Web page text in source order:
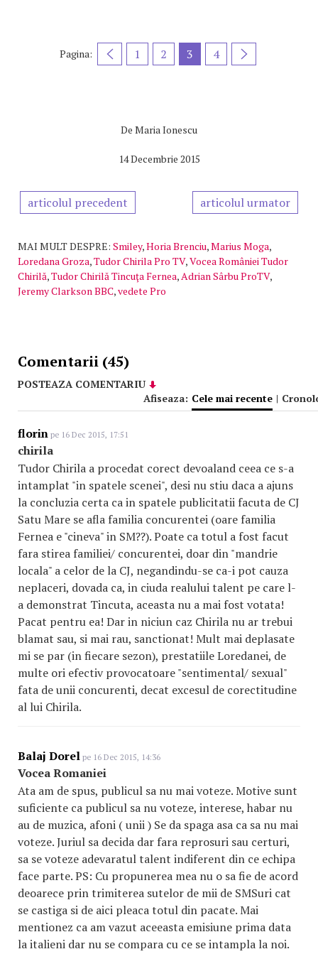
Pagina: 1 2 3 4
De Maria Ionescu
14 Decembrie 2015
articolul precedent articolul urmator
MAI MULT DESPRE: Smiley,Horia Brenciu,Marius Moga,
Loredana Groza,Tudor Chirila Pro TV,Vocea României Tudor
Chirilă,Tudor Chirilă Tincuţa Fernea, Adrian Sârbu ProTV,
Jeremy Clarkson BBC,vedete Pro
Comentarii (45)
POSTEAZA COMENTARIU
Afiseaza: Cele mai recente |
florin pe 16 Dec 2015, 17:51
chirila
Tudor Chirila a procedat corect devoaland ceea ce s-a
intamplat "in spatele scenei", desi nu stiu daca a ajuns
la concluzia certa ca in spatele publicitatii facuta de CJ
Satu Mare se afla familia concurentei (oare familia
Fernea e "cineva" in SM??). Poate ca totul a fost facut
fara stirea familiei/ concurentei, doar din "mandrie
locala" a celor de la CJ, negandindu-se ca-i pot cauza
neplaceri, dovada ca, in ciuda realului talent pe care l-
a demonstrat Tincuta, aceasta nu a mai fost votata!
Pacat pentru ea! Dar in niciun caz Chirila nu ar trebui
blamat sau, si mai rau, sanctionat! Mult mai deplasate
mi se par (in fiecare sezon), prestatiile Loredanei, de
multe ori efectiv provocatoare "sentimental/ sexual"
fata de unii concurenti, decat excesul de corectitudine
al lui Chirila.
Balaj Dorel pe 16 Dec 2015, 14:36
Vocea Romaniei
Ata am de spus, publicul sa nu mai voteze. Motive sunt
suficiente ca publicul sa nu voteze, interese, habar nu
au de muzica, afoni ( unii ) Se da spaga asa ca sa nu mai
voteze. Juriul sa decida dar fara reprosuri sau certuri,
sa se voteze adevaratul talent indiferent din ce echipa
face parte. PS: Cu propunerea mea nu o sa fie de acord
deoarece prin trimiterea sutelor de mii de SMSuri cat
se castiga si de aici pleaca totul din pacate. Mai
mentionez ca am vazut aceeasta emisiune prima data
la italieni dar nu se compara cu ce se intampla la noi.